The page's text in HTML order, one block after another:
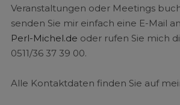
Veranstaltungen oder Meetings
senden Sie mir einfach eine E-Mail an
Perl-Michel.de oder rufen Sie mich
0511/36 37 39 00.
Alle Kontaktdaten finden Sie auf